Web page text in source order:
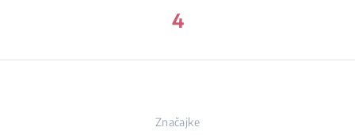
4
Značajke